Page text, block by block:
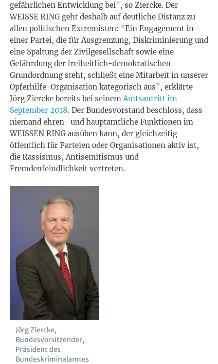
gefährlichen Entwicklung bei", so Ziercke. Der
WEISSE RING geht deshalb auf deutliche Distanz zu
allen politischen Extremisten: "Ein Engagement in
einer Partei, die für Ausgrenzung, Diskriminierung und
eine Spaltung der Zivilgesellschaft sowie eine
Gefährdung der freiheitlich-demokratischen
Grundordnung steht, schließt eine Mitarbeit in unserer
Opferhilfe-Organisation kategorisch aus", erklärte
Jörg Ziercke bereits bei seinemAmtsantritt im
September 2018. Der Bundesvorstand beschloss, dass
niemand ehren- und hauptamtliche Funktionen im
WEISSEN RING ausüben kann, der gleichzeitig
öffentlich für Parteien oder Organisationen aktiv ist,
die Rassismus, Antisemitismus und
Fremdenfeindlichkeit vertreten.
Jörg Ziercke,
Bundesvorsitzender,
Präsident des
Bundeskriminalamtes